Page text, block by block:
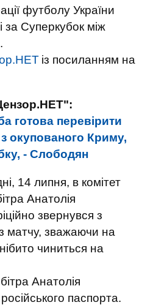
футболу України
за Суперкубок між
із посиланням на
готова перевірити
окупованого Криму,
- Слободян
14 липня, в комітет
Анатолія
звернувся з
матчу, зважаючи на
чиниться на
Анатолія
паспорта.